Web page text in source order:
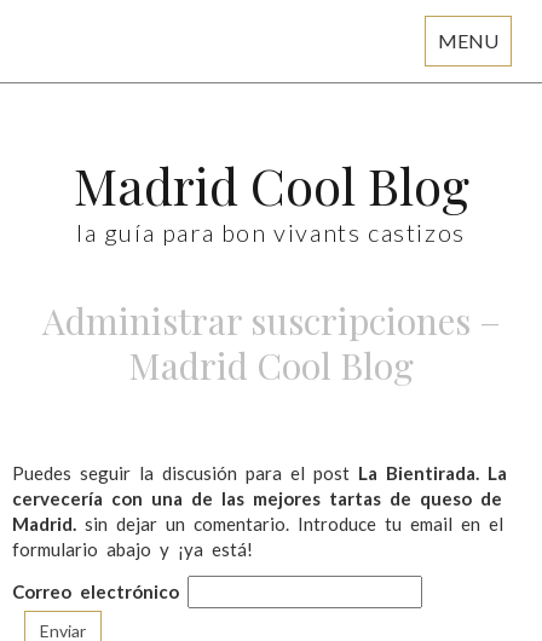
MENU
Madrid Cool Blog
la guía para bon vivants castizos
Administrar suscripciones –
Madrid Cool Blog
Puedes seguir la discusión para el post La Bientirada. La
cervecería con una de las mejores tartas de queso de
Madrid. sin dejar un comentario. Introduce tu email en el
formulario abajo y ¡ya está!
Correo electrónico